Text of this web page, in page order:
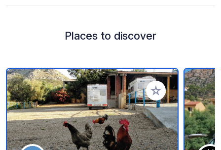
Places to discover
Add to your